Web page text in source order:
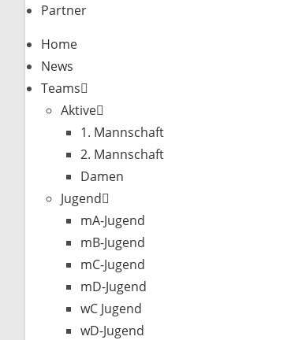
Partner
Home
News
Teams
Aktive
1. Mannschaft
2. Mannschaft
Damen
Jugend
mA-Jugend
mB-Jugend
mC-Jugend
mD-Jugend
wC Jugend
wD-Jugend